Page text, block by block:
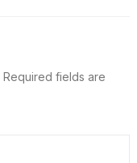
Required fields are